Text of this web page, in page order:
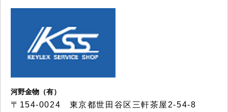
河野金物（有）
〒154-0024 東京都世田谷区三軒茶屋2-54-8